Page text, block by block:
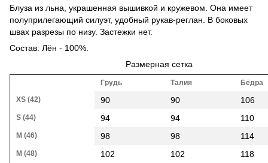
Блуза из льна, украшенная вышивкой и кружевом. Она имеет
полуприлегающий силуэт, удобный рукав-реглан. В боковых
швах разрезы по низу. Застежки нет.
Состав: Лён - 100%.
Размерная сетка
Грудь Талия
Бёдра
XS (42)
90 90 106
S (44) 94 94 110
M (46) 98 98 114
M (48) 102 102 118